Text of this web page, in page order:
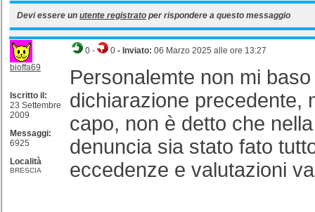
Devi essere un utente registrato per rispondere a questo messaggio
bioffa69
Iscritto il:
23 Settembre
2009
Messaggi:
6925
Località
BRESCIA
0 - 0 - Inviato: 06 Marzo 2025 alle ore 13:27
Personalemte non mi
dichiarazione precedente,
capo, non è detto che
denuncia sia stato fato
eccedenze e valutazioni